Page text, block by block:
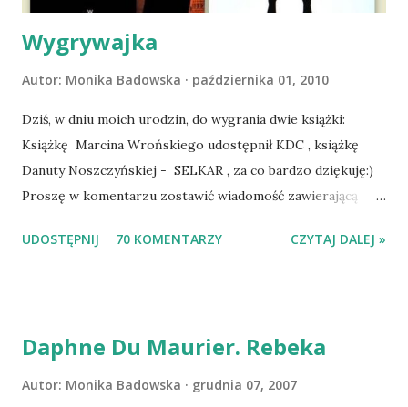
Dopier...
Wygrywajka
Autor: Monika Badowska października 01, 2010
Dziś, w dniu moich urodzin, do wygrania dwie książki:
Książkę Marcina Wrońskiego udostępnił KDC , książkę
Danuty Noszczyńskiej - SELKAR , za co bardzo dziękuję:)
Proszę w komentarzu zostawić wiadomość zawierającą
Losowanie odbędzie się w niedzielę o 8:00. Zapraszam
UDOSTĘPNIJ 70 KOMENTARZY CZYTAJ DALEJ »
Daphne Du Maurier. Rebeka
Autor: Monika Badowska grudnia 07, 2007